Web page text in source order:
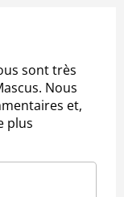
sont très
Nous
et,
plus